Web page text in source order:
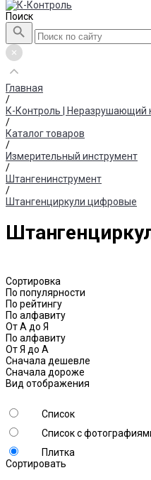
Поиск
Главная
/
К-Контроль | Неразрушающий
/
Каталог товаров
/
Измерительный инструмент
/
Штангенинструмент
/
Штангенциркули цифровые
Сортировка
По популярности
По рейтингу
По алфавиту
От А до Я
По алфавиту
От Я до А
Сначала дешевле
Сначала дороже
Вид отображения
Список
Список с
Плитка
Сортировать